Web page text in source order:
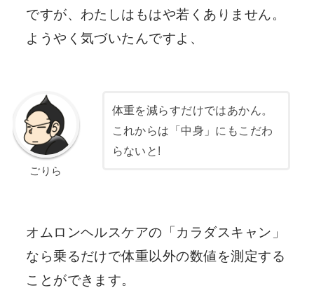
ですが、わたしはもはや若くありません。
ようやく気づいたんですよ、
ごりら
体重を減らすだけではあかん。
これからは「中身」にもこだわ
らないと!
オムロンヘルスケアの「カラダスキャン」
なら乗るだけで体重以外の数値を測定する
ことができます。